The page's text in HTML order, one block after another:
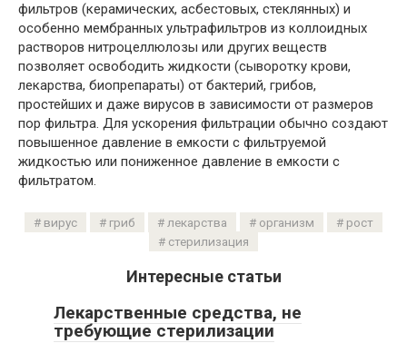
фильтров (керамических, асбестовых, стеклянных) и
особенно мембранных ультрафильтров из коллоидных
растворов нитроцеллюлозы или других веществ
позволяет освободить жидкости (сыворотку крови,
лекарства, биопрепараты) от бактерий, грибов,
простейших и даже вирусов в зависимости от размеров
пор фильтра. Для ускорения фильтрации обычно создают
повышенное давление в емкости с фильтруемой
жидкостью или пониженное давление в емкости с
фильтратом.
вирус гриб лекарства организм
рост
стерилизация
Интересные статьи
Лекарственные средства, не
требующие стерилизации